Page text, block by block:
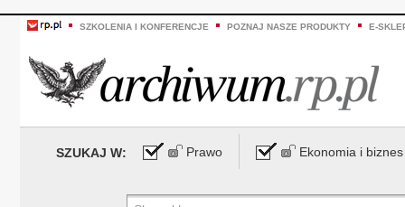
SZKOLENIA I KONFERENCJE POZNAJ NASZE PRODUKTY E-
SZUKAJ W: Prawo Ekonomia i biznes